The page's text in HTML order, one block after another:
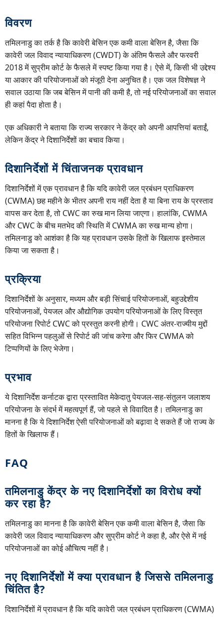
विवरण
तमिलनाडु का तर्क है कि कावेरी बेसिन एक कमी वाला बेसिन है, जैसा कि
कावेरी जल विवाद न्यायाधिकरण (CWDT) के अंतिम फैसले और फरवरी
2018 में सुप्रीम कोर्ट के फैसले में स्पष्ट किया गया है। ऐसे में, किसी भी उद्देश्य
या आकार की परियोजनाओं को मंजूरी देना अनुचित है। एक जल विशेषज्ञ ने
सवाल उठाया कि जब बेसिन में पानी की कमी है, तो नई परियोजनाओं का सवाल
ही कहां पैदा होता है।
एक अधिकारी ने बताया कि राज्य सरकार ने केंद्र को अपनी आपत्तियां बताईं,
लेकिन केंद्र ने दिशानिर्देशों का बचाव किया।
दिशानिर्देशों में चिंताजनक प्रावधान
दिशानिर्देशों में एक प्रावधान है कि यदि कावेरी जल प्रबंधन प्राधिकरण
(CWMA) छह महीने के भीतर अपनी राय नहीं देता है या बिना राय के प्रस्ताव
वापस कर देता है, तो CWC का रुख मान लिया जाएगा। हालांकि, CWMA
और CWC के बीच मतभेद की स्थिति में CWMA का रुख मान्य होगा।
तमिलनाडु को आशंका है कि यह प्रावधान उसके हितों के खिलाफ इस्तेमाल
किया जा सकता है।
प्रक्रिया
दिशानिर्देशों के अनुसार, मध्यम और बड़ी सिंचाई परियोजनाओं, बहुउद्देशीय
परियोजनाओं, पेयजल और औद्योगिक उपयोग परियोजनाओं के लिए विस्तृत
परियोजना रिपोर्ट CWC को प्रस्तुत करनी होगी। CWC अंतर-राज्यीय मुद्दों
सहित विभिन्न पहलुओं से रिपोर्ट की जांच करेगा और फिर CWMA को
टिप्पणियों के लिए भेजेगा।
प्रभाव
ये दिशानिर्देश कर्नाटक द्वारा प्रस्तावित मेकेदातु पेयजल-सह-संतुलन जलाशय
परियोजना के संदर्भ में महत्वपूर्ण हैं, जो पहले से विवादित है। तमिलनाडु का
मानना है कि ये दिशानिर्देश ऐसी परियोजनाओं को बढ़ावा दे सकते हैं जो राज्य के
हितों के खिलाफ हैं।
FAQ
तमिलनाडु केंद्र के नए दिशानिर्देशों का विरोध क्यों
कर रहा है?
तमिलनाडु का मानना है कि कावेरी बेसिन एक कमी वाला बेसिन है, जैसा कि
कावेरी जल विवाद न्यायाधिकरण और सुप्रीम कोर्ट ने कहा है, और ऐसे में नई
परियोजनाओं का कोई औचित्य नहीं है।
नए दिशानिर्देशों में क्या प्रावधान है जिससे तमिलनाडु
चिंतित है?
दिशानिर्देशों में प्रावधान है कि यदि कावेरी जल प्रबंधन प्राधिकरण (CWMA)